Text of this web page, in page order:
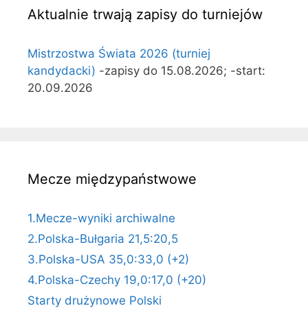
Aktualnie trwają zapisy do turniejów
Mistrzostwa Świata 2026 (turniej
kandydacki) -zapisy do 15.08.2026; -start:
20.09.2026
Mecze międzypaństwowe
1.Mecze-wyniki archiwalne
2.Polska-Bułgaria 21,5:20,5
3.Polska-USA 35,0:33,0 (+2)
4.Polska-Czechy 19,0:17,0 (+20)
Starty drużynowe Polski